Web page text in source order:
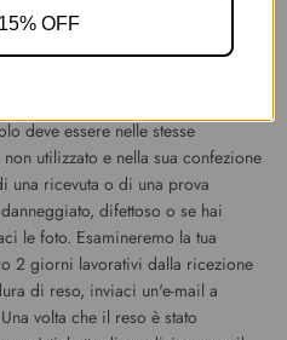
deve essere nelle stesse
utilizzato e nella sua confezione
una ricevuta o di una prova
difettoso o se hai
le foto. Esamineremo la tua
2 giorni lavorativi dalla ricezione
di reso, inviaci un'e-mail a
volta che il reso è stato
OFF